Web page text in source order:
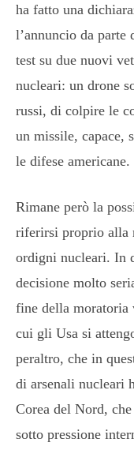
ha fatto una
l’annuncio da parte
test su due nuovi
nucleari: un drone
russi, di colpire le
un missile, capace,
le difese americane.
Rimane però la
riferirsi proprio alla
ordigni nucleari. In
decisione molto
fine della moratoria
cui gli Usa si
peraltro, che in
di arsenali nucleari
Corea del Nord,
sotto pressione